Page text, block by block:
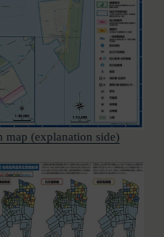
map (explanation side)
住所等連絡先に関する
本人確認に必要なパス
める方法を通じてお客
すると定めた情報
上で当社のサービス
識別子およびIPアド
。また、当社は、お
を当社と締結している
が本サービスの利用を
人の第三者をいいま
業のために本サービ
なします。
だいた上、本サービ
を申請し、当社がこ
、個人をいいます。